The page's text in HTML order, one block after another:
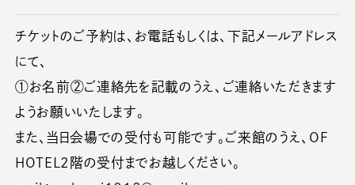
チケットのご予約は、お電話もしくは、下記メールアドレス
にて、
①お名前②ご連絡先を記載のうえ、ご連絡いただきます
ようお願いいたします。
また、当日会場での受付も可能です。ご来館のうえ、OF
HOTEL2階の受付までお越しください。